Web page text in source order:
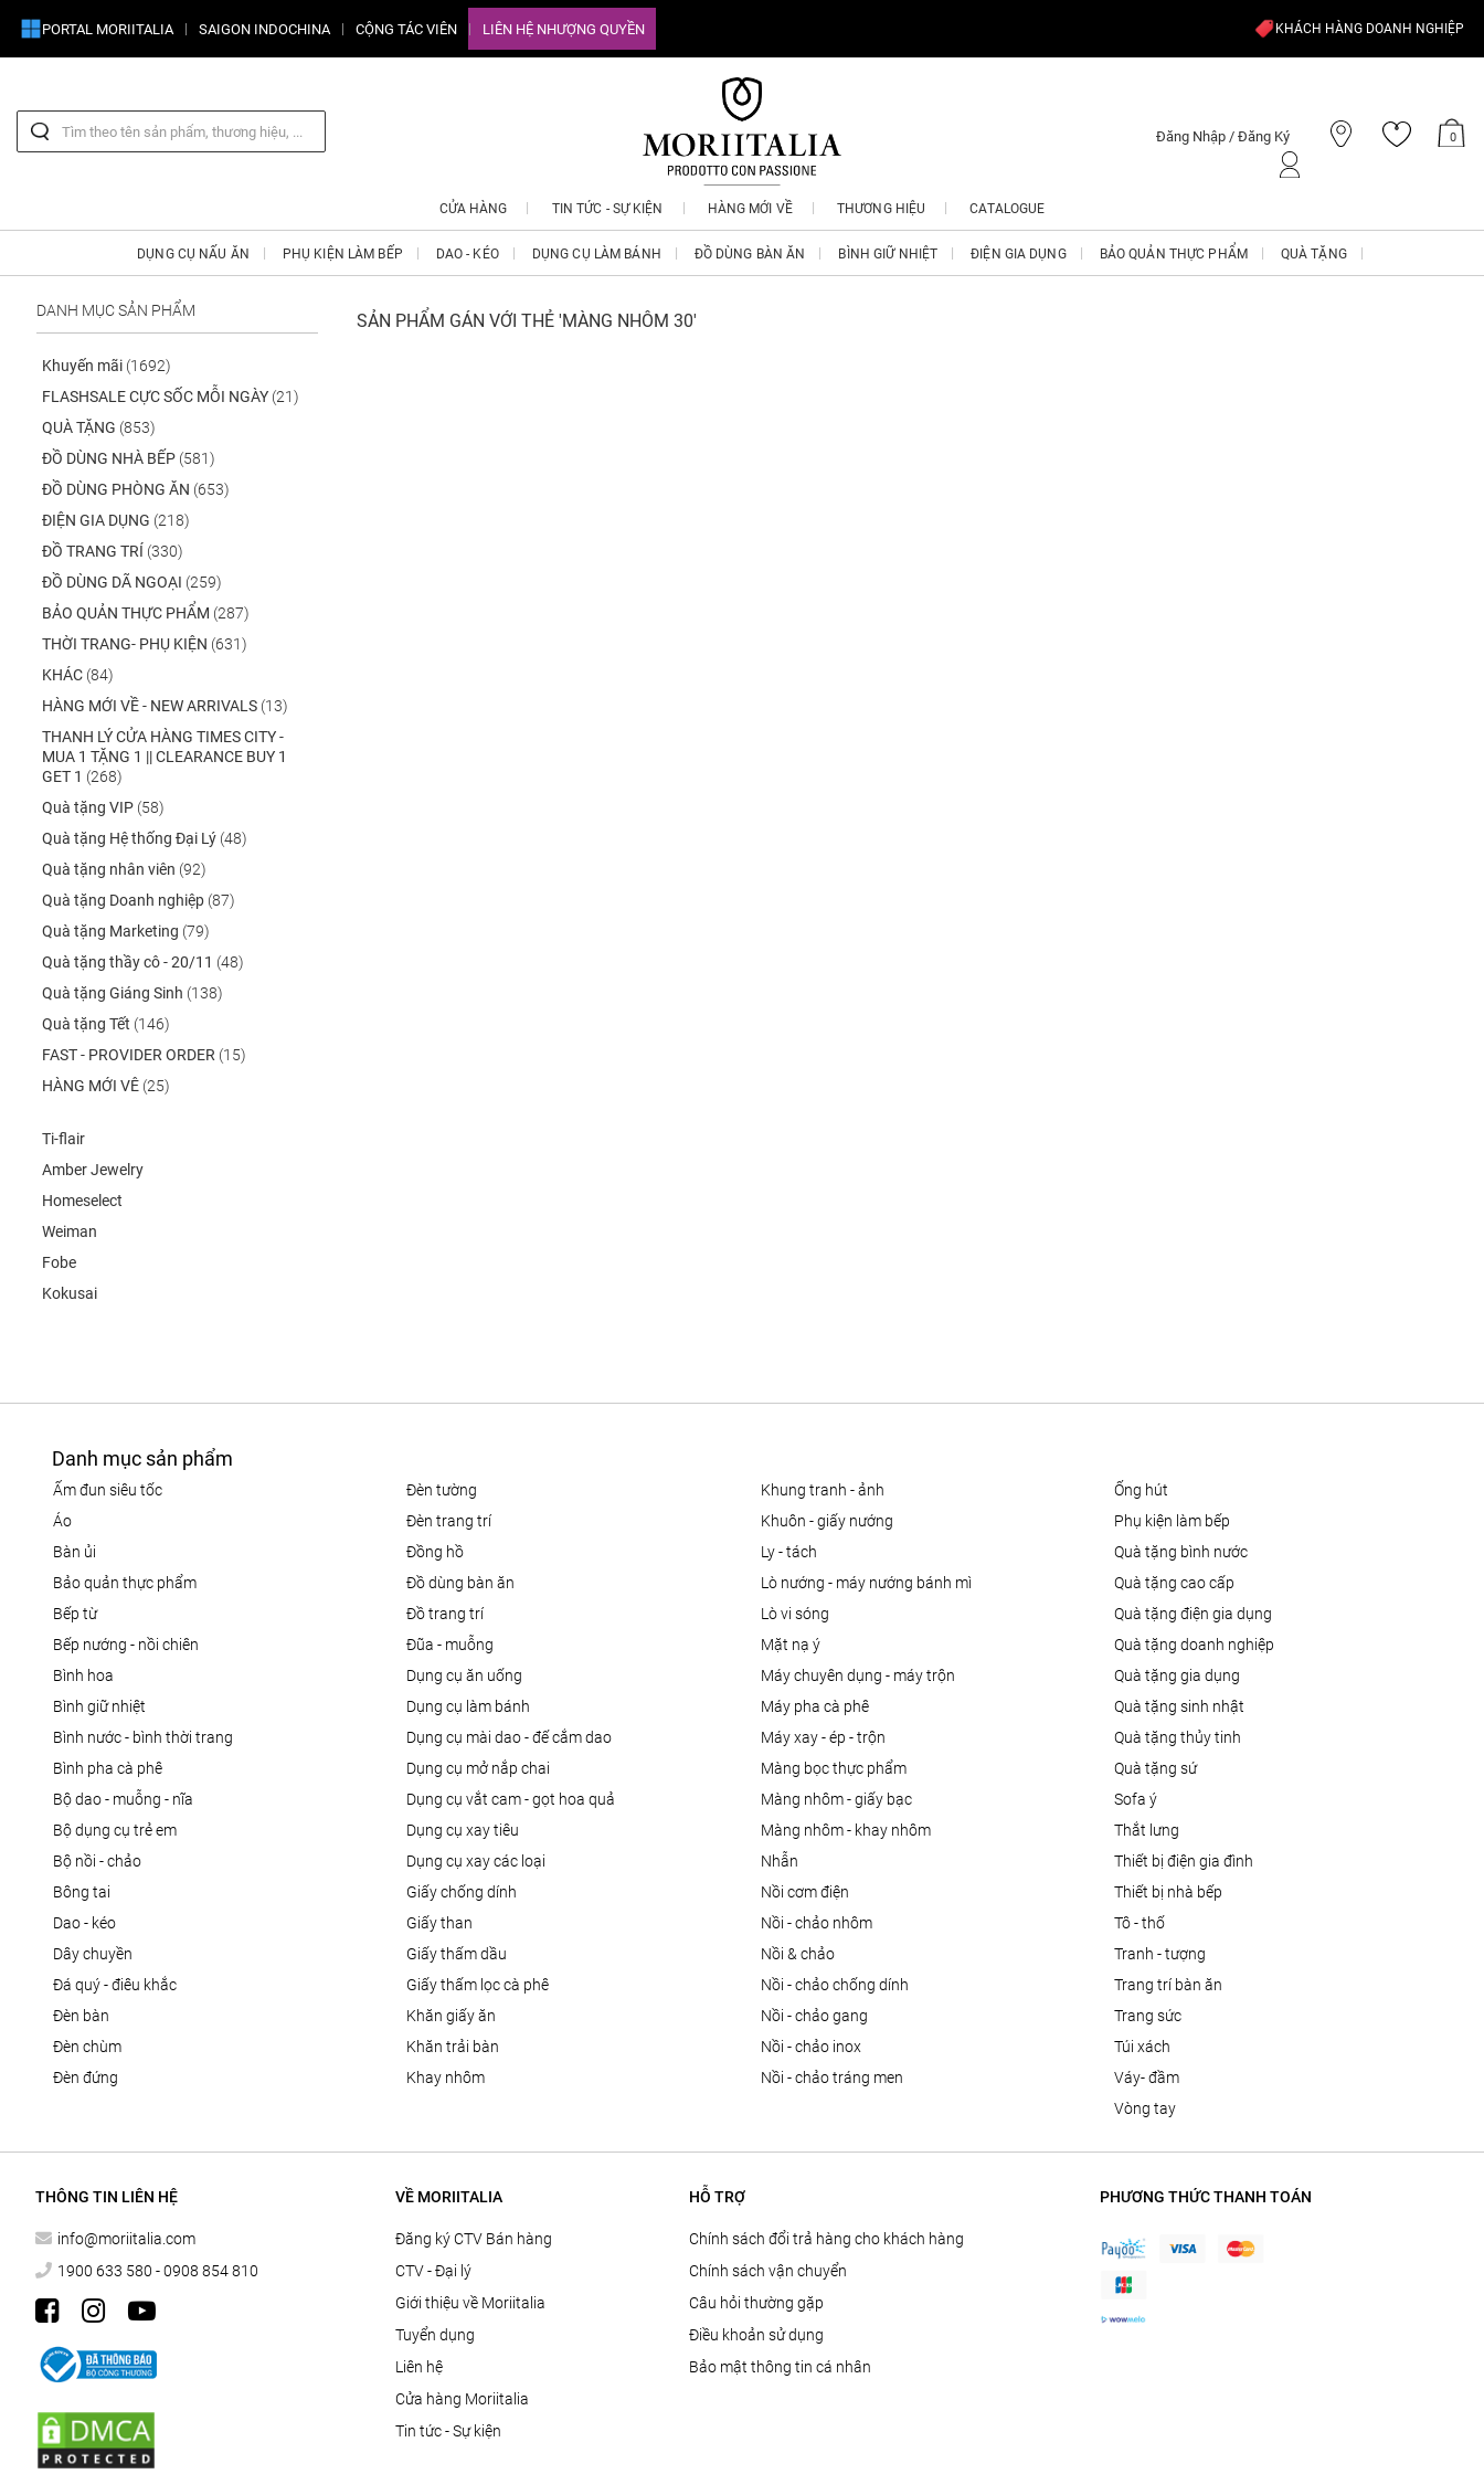
PORTAL MORIITALIA SAIGON INDOCHINA CỘNG TÁC VIÊN LIÊN HỆ NHƯỢNG QUYỀN KHÁCH HÀNG DOANH NGHIỆP
Đăng Nhập / Đăng Ký 0
CỬA HÀNG TIN TỨC - SỰ KIỆN HÀNG MỚI VỀ THƯƠNG HIỆU CATALOGUE
DỤNG CỤ NẤU ĂN PHỤ KIỆN LÀM BẾP DAO - KÉO DỤNG CỤ LÀM BÁNH ĐỒ DÙNG BÀN ĂN BÌNH GIỮ NHIỆT ĐIỆN GIA DỤNG BẢO QUẢN THỰC PHẨM QUÀ TẶNG
DANH MỤC SẢN PHẨM
Khuyến mãi (1692)
FLASHSALE CỰC SỐC MỖI NGÀY (21)
QUÀ TẶNG (853)
ĐỒ DÙNG NHÀ BẾP (581)
ĐỒ DÙNG PHÒNG ĂN (653)
ĐIỆN GIA DỤNG (218)
ĐỒ TRANG TRÍ (330)
ĐỒ DÙNG DÃ NGOẠI (259)
BẢO QUẢN THỰC PHẨM (287)
THỜI TRANG- PHỤ KIỆN (631)
KHÁC (84)
HÀNG MỚI VỀ - NEW ARRIVALS (13)
THANH LÝ CỬA HÀNG TIMES CITY -
MUA 1 TẶNG 1 || CLEARANCE BUY 1
GET 1 (268)
Quà tặng VIP (58)
Quà tặng Hệ thống Đại Lý (48)
Quà tặng nhân viên (92)
Quà tặng Doanh nghiệp (87)
Quà tặng Marketing (79)
Quà tặng thầy cô - 20/11 (48)
Quà tặng Giáng Sinh (138)
Quà tặng Tết (146)
FAST - PROVIDER ORDER (15)
HÀNG MỚI VÊ (25)
Ti-flair
Amber Jewelry
Homeselect
Weiman
Fobe
Kokusai
SẢN PHẨM GÁN VỚI THẺ 'MÀNG NHÔM 30'
Danh mục sản phẩm
ấm đun siêu tốc
áo
bàn ủi
bảo quản thực phẩm
bếp từ
bếp nướng - nồi chiên
bình hoa
bình giữ nhiệt
bình nước - bình thời trang
bình pha cà phê
bộ dao - muỗng - nĩa
bộ dụng cụ trẻ em
bộ nồi - chảo
bông tai
dao - kéo
dây chuyền
đá quý - điêu khắc
đèn bàn
đèn chùm
đèn đứng
đèn tường
đèn trang trí
đồng hồ
đồ dùng bàn ăn
đồ trang trí
đũa - muỗng
dụng cụ ăn uống
dụng cụ làm bánh
dụng cụ mài dao - đế cắm dao
dụng cụ mở nắp chai
dụng cụ vắt cam - gọt hoa quả
dụng cụ xay tiêu
dụng cụ xay các loại
giấy chống dính
giấy than
giấy thấm dầu
giấy thấm lọc cà phê
khăn giấy ăn
khăn trải bàn
khay nhôm
khung tranh - ảnh
khuôn - giấy nướng
ly - tách
lò nướng - máy nướng bánh mì
lò vi sóng
mặt nạ ý
máy chuyên dụng - máy trộn
máy pha cà phê
máy xay - ép - trộn
màng bọc thực phẩm
màng nhôm - giấy bạc
màng nhôm - khay nhôm
nhẫn
nồi cơm điện
nồi - chảo nhôm
nồi & chảo
nồi - chảo chống dính
nồi - chảo gang
nồi - chảo inox
nồi - chảo tráng men
ống hút
phụ kiện làm bếp
quà tặng bình nước
quà tặng cao cấp
quà tặng điện gia dụng
quà tặng doanh nghiệp
quà tặng gia dụng
quà tặng sinh nhật
quà tặng thủy tinh
quà tặng sứ
sofa ý
thắt lưng
thiết bị điện gia đình
thiết bị nhà bếp
tô - thố
tranh - tượng
trang trí bàn ăn
trang sức
túi xách
váy- đầm
vòng tay
THÔNG TIN LIÊN HỆ
info@moriitalia.com
1900 633 580 - 0908 854 810
VỀ MORIITALIA
Đăng ký CTV Bán hàng
CTV - Đại lý
Giới thiệu về Moriitalia
Tuyển dụng
Liên hệ
Cửa hàng Moriitalia
Tin tức - Sự kiện
HỖ TRỢ
Chính sách đổi trả hàng cho khách hàng
Chính sách vận chuyển
Câu hỏi thường gặp
Điều khoản sử dụng
Bảo mật thông tin cá nhân
PHƯƠNG THỨC THANH TOÁN